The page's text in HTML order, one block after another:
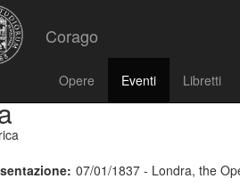
Corago
Opere Eventi Libretti
07/01/1837 - Londra, the